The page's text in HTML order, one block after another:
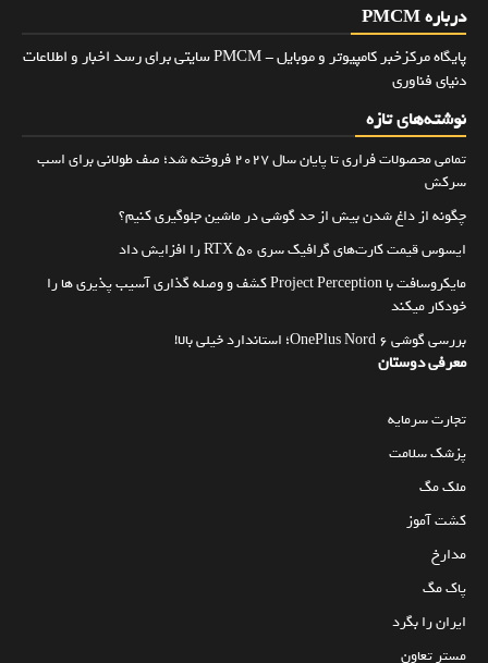
درباره PMCM
پایگاه مرکزخبر کامپیوتر و موبایل - PMCM سایتی برای رسد اخبار و اطلاعات
دنیای فناوری
نوشته‌های تازه
تمامی محصولات فراری تا پایان سال ۲۰۲۷ فروخته شد؛ صف طولانی برای اسب
سرکش
چگونه از داغ شدن بیش از حد گوشی در ماشین جلوگیری کنیم؟
ایسوس قیمت کارت‌های گرافیک سری RTX 50 را افزایش داد
مایکروسافت با Project Perception کشف و وصله گذاری آسیب پذیری ها را
خودکار میکند
بررسی گوشی OnePlus Nord 6؛ استاندارد خیلی بالا!
معرفی دوستان
تجارت سرمایه
پزشک سلامت
ملک مگ
کشت آموز
مدارخ
پاک مگ
ایران را بگرد
مستر تعاون